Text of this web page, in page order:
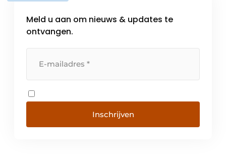
Meld u aan om nieuws & updates te
ontvangen.
Inschrijven